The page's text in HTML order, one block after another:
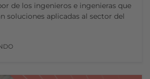
de los ingenieros e ingenieras que
soluciones aplicadas al sector del